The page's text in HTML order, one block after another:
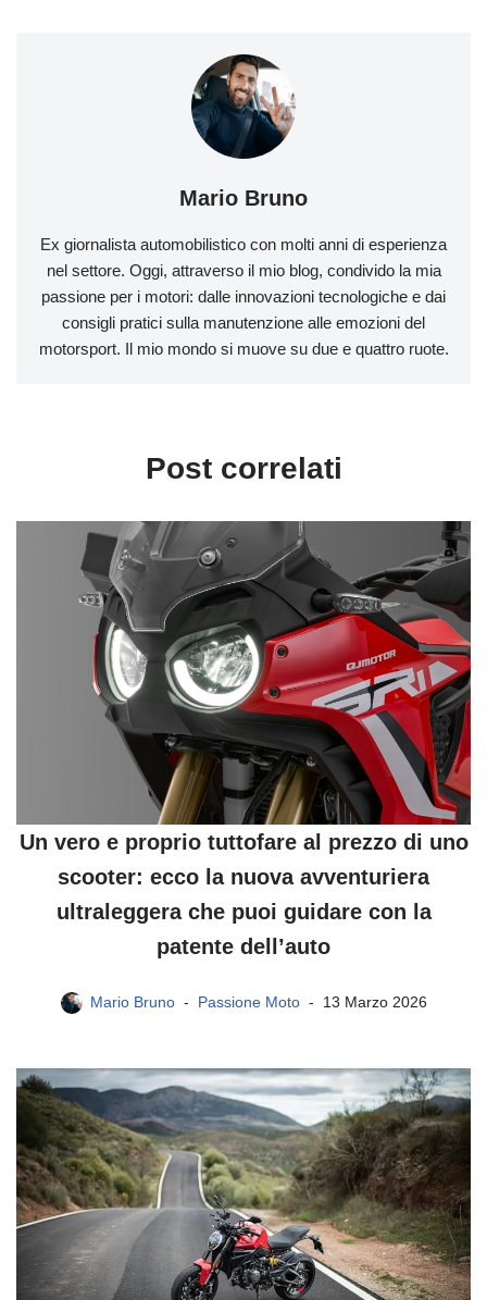
Mario Bruno
Ex giornalista automobilistico con molti anni di esperienza
nel settore. Oggi, attraverso il mio blog, condivido la mia
passione per i motori: dalle innovazioni tecnologiche e dai
consigli pratici sulla manutenzione alle emozioni del
motorsport. Il mio mondo si muove su due e quattro ruote.
Post correlati
Un vero e proprio tuttofare al prezzo di uno
scooter: ecco la nuova avventuriera
ultraleggera che puoi guidare con la
patente dell’auto
Mario Bruno Passione Moto 13 Marzo 2026